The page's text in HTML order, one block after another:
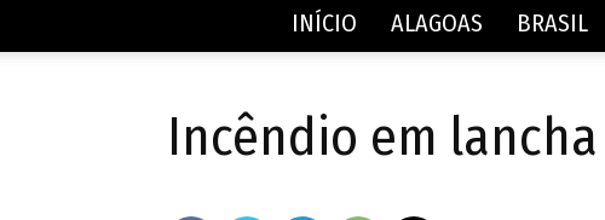
INÍCIO ALAGOAS BRASIL
Incêndio em